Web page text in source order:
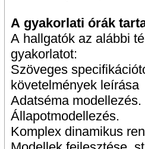
A gyakorlati órák
A hallgatók az alábbi
gyakorlatot:
Szöveges
követelmények leírása
Adatséma modellezés.
Állapotmodellezés.
Komplex dinamikus